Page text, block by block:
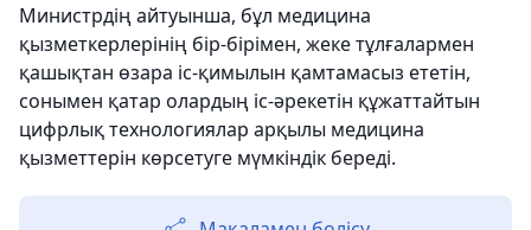
Министрдің айтуынша, бұл медицина
қызметкерлерінің бір-бірімен, жеке тұлғалармен
қашықтан өзара іс-қимылын қамтамасыз ететін,
сонымен қатар олардың іс-әрекетін құжаттайтын
цифрлық технологиялар арқылы медицина
қызметтерін көрсетуге мүмкіндік береді.